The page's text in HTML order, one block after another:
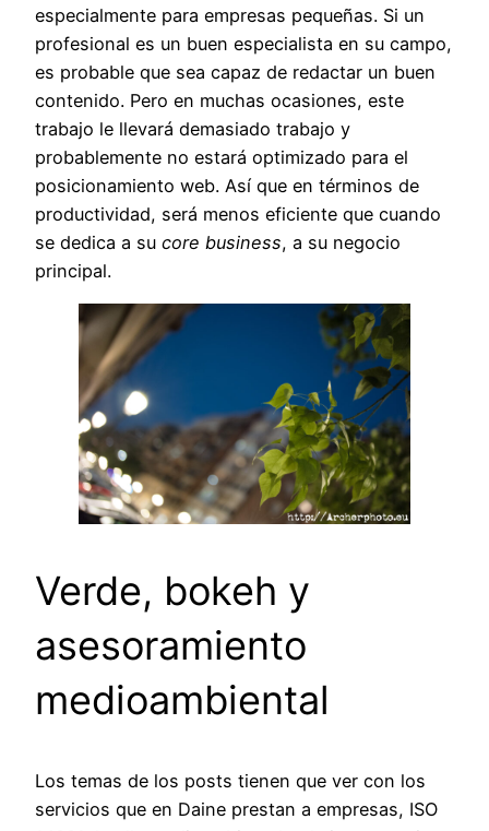
especialmente para empresas pequeñas. Si un
profesional es un buen especialista en su campo,
es probable que sea capaz de redactar un buen
contenido. Pero en muchas ocasiones, este
trabajo le llevará demasiado trabajo y
probablemente no estará optimizado para el
posicionamiento web. Así que en términos de
productividad, será menos eficiente que cuando
se dedica a su core business, a su negocio
principal.
Verde, bokeh y
asesoramiento
medioambiental
Los temas de los posts tienen que ver con los
servicios que en Daine prestan a empresas, ISO